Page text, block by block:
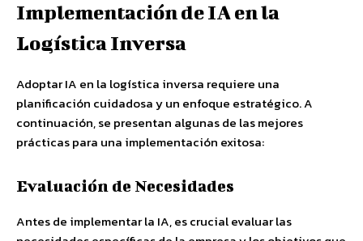
Implementación de IA en la
Logística Inversa
Adoptar IA en la logística inversa requiere una
planificación cuidadosa y un enfoque estratégico. A
continuación, se presentan algunas de las mejores
prácticas para una implementación exitosa:
Evaluación de Necesidades
Antes de implementar la IA, es crucial evaluar las